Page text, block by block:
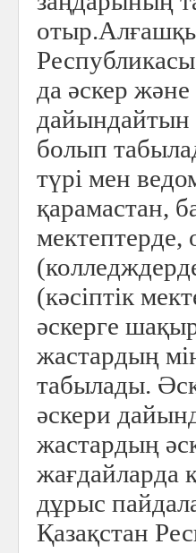
да әскер
дайындайтын
болып
түрі мен
қарамастан,
(кәсіптік
әскерге
жастардың
табылады.
әскери
жастардың
жағдайларда
дұрыс
Қазақстан